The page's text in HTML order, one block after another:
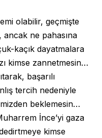
olabilir, geçmişte
ancak ne pahasına
kaçık dayatmalara
kimse zannetmesin…
başarılı
tercih nedeniyle
beklemesin…
İnce’yi gaza
kimse